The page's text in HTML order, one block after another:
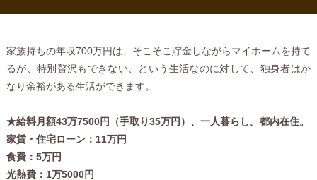
家族持ちの年収700万円は、そこそこ貯金しながらマイホームを持て
るが、特別贅沢もできない、という生活なのに対して、独身者はか
なり余裕がある生活ができます。
★給料月額43万7500円（手取り35万円）、一人暮らし。都内在住。
家賃・住宅ローン：11万円
食費：5万円
光熱費：1万5000円